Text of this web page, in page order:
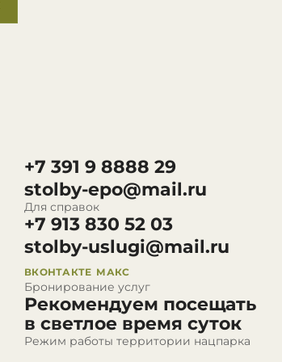
+7 391 9 8888 29
stolby-epo@mail.ru
Для справок
+7 913 830 52 03
stolby-uslugi@mail.ru
ВКОНТАКТЕ МАКС
Бронирование услуг
Рекомендуем посещать
в светлое время суток
Режим работы территории нацпарка